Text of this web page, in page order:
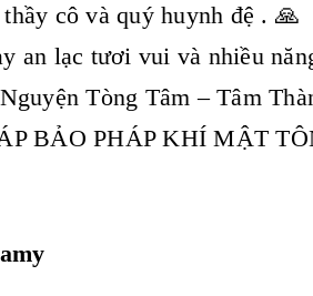
cô và quý huynh đệ . 🙏
an lạc tươi vui và nhiều
Tòng Tâm – Tâm
BẢO PHÁP KHÍ MẬT